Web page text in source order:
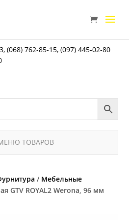
,(068) 762-85-15,(097) 445-02-80
ТОВАРОВ
/ Мебельные
GTV ROYAL2 Werona, 96 мм